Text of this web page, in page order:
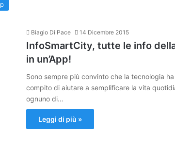
Biagio Di Pace 14 Dicembre 2015
InfoSmartCity, tutte le info
in un’App!
Sono sempre più convinto che la tecnologia
compito di aiutare a semplificare la vita
ognuno di…
Leggi di più »